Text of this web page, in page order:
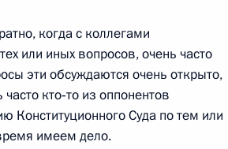
Валерием
когда с коллегами
или иных вопросов, очень часто
эти обсуждаются очень открыто,
кто‑то из оппонентов
Конституционного Суда по тем или
имеем дело.